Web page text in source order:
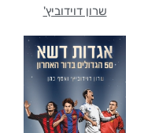
שרון דוידוביץ'